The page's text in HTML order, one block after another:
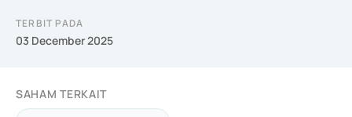
TERBIT PADA
03 December 2025
SAHAM TERKAIT